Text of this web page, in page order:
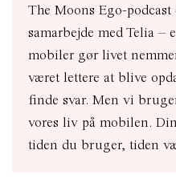
The Moons Ego-
samarbejde med Telia –
mobiler gør livet
været lettere at blive
finde svar. Men vi
vores liv på mobilen.
tiden du bruger, tiden